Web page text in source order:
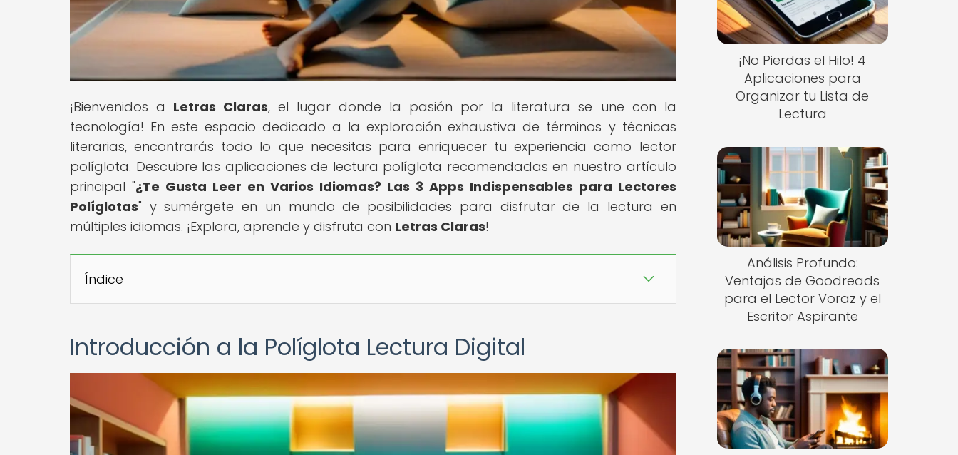
¡Bienvenidos a Letras Claras, el lugar donde la pasión por la literatura se une con la
tecnología! En este espacio dedicado a la exploración exhaustiva de términos y técnicas
literarias, encontrarás todo lo que necesitas para enriquecer tu experiencia como lector
políglota. Descubre las aplicaciones de lectura políglota recomendadas en nuestro artículo
principal "¿Te Gusta Leer en Varios Idiomas? Las 3 Apps Indispensables para Lectores
Políglotas" y sumérgete en un mundo de posibilidades para disfrutar de la lectura en
múltiples idiomas. ¡Explora, aprende y disfruta con Letras Claras!
Índice
Introducción a la Políglota Lectura Digital
¡No Pierdas el Hilo! 4
Aplicaciones para
Organizar tu Lista de
Lectura
Análisis Profundo:
Ventajas de Goodreads
para el Lector Voraz y el
Escritor Aspirante